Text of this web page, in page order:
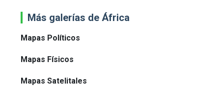
Más galerías de África
Mapas Políticos
Mapas Físicos
Mapas Satelitales